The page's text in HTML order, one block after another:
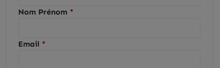
Nom Prénom
Email